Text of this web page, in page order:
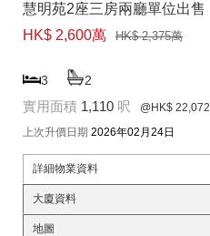
慧明苑2座三房兩廳單位出售
HK$ 2,600萬
HK$ 2,375萬
3 2
實用面積 1,110 呎 @HK$ 22,072
上次升價日期 2026年02月24日
詳細物業資料
大廈資料
地圖